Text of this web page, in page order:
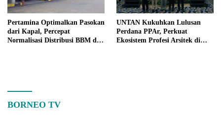
Pertamina Optimalkan Pasokan
dari Kapal, Percepat
Normalisasi Distribusi BBM di
UNTAN Kukuhkan Lulusan
Perdana PPAr, Perkuat
Ekosistem Profesi Arsitek di
BORNEO TV